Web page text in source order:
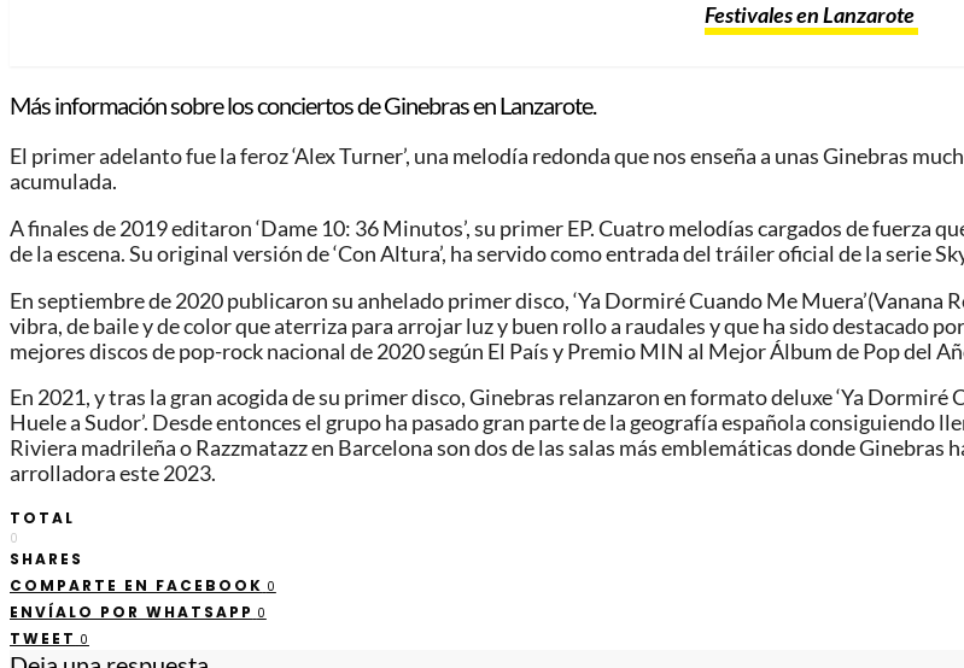
Festivales en Lanzarote
Más información sobre los conciertos de Ginebras en Lanzarote.
El primer adelanto fue la feroz ‘Alex Turner’, una melodía redonda que nos enseña a unas Ginebras
acumulada.
A finales de 2019 editaron ‘Dame 10: 36 Minutos’, su primer EP. Cuatro melodías cargados de fuerza
de la escena. Su original versión de ‘Con Altura’, ha servido como entrada del tráiler oficial de la serie
En septiembre de 2020 publicaron su anhelado primer disco, ‘Ya Dormiré Cuando Me Muera’(Vanana
vibra, de baile y de color que aterriza para arrojar luz y buen rollo a raudales y que ha sido destacado
mejores discos de pop-rock nacional de 2020 según El País y Premio MIN al Mejor Álbum de Pop del
En 2021, y tras la gran acogida de su primer disco, Ginebras relanzaron en formato deluxe ‘Ya
Huele a Sudor’. Desde entonces el grupo ha pasado gran parte de la geografía española consiguiendo
Riviera madrileña o Razzmatazz en Barcelona son dos de las salas más emblemáticas donde
arrolladora este 2023.
TOTAL
0
SHARES
COMPARTE EN FACEBOOK 0
ENVÍALO POR WHATSAPP 0
TWEET 0